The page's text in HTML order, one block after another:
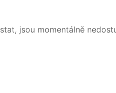
jsou momentálně